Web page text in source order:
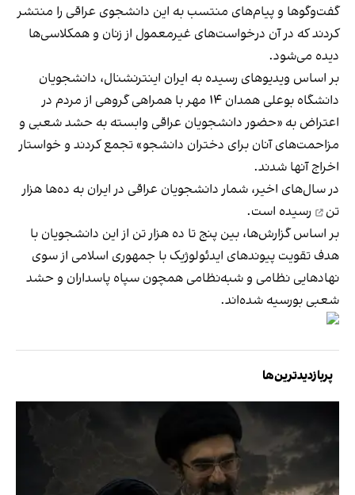
گفت‌وگوها و پیام‌های منتسب به این دانشجوی عراقی را منتشر
کردند که در آن درخواست‌های غیرمعمول از زنان و همکلاسی‌ها
دیده می‌شود.
بر اساس ویدیوهای رسیده به ایران اینترنشنال، دانشجویان
دانشگاه بوعلی همدان ۱۴ مهر با همراهی گروهی از مردم در
اعتراض به «حضور دانشجویان عراقی وابسته به حشد شعبی و
مزاحمت‌های آنان برای دختران دانشجو» تجمع کردند و خواستار
اخراج آنها شدند.
در سال‌های اخیر، شمار دانشجویان عراقی در ایران به ده‌ها هزار
تن
رسیده است.
بر اساس گزارش‌ها، بین پنج تا ده‌ هزار تن از این دانشجویان با
هدف تقویت پیوندهای ایدئولوژیک با جمهوری اسلامی از سوی
نهادهایی نظامی و شبه‌نظامی همچون سپاه پاسداران و حشد
شعبی بورسیه شده‌اند.
پربازدیدترین‌ها